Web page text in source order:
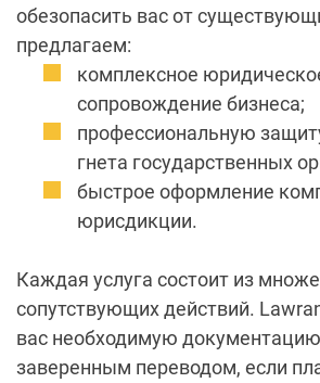
обезопасить вас от
предлагаем:
комплексное
сопровождение бизнеса;
профессиональную
гнета государственных
быстрое оформление
юрисдикции.
Каждая услуга состоит из
сопутствующих действий.
вас необходимую
заверенным переводом, если